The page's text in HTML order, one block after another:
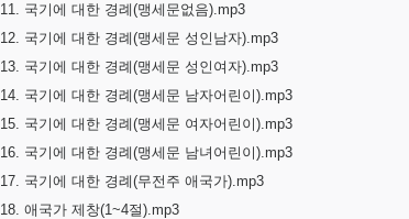
11. 국기에 대한 경례(맹세문없음).mp3
12. 국기에 대한 경례(맹세문 성인남자).mp3
13. 국기에 대한 경례(맹세문 성인여자).mp3
14. 국기에 대한 경례(맹세문 남자어린이).mp3
15. 국기에 대한 경례(맹세문 여자어린이).mp3
16. 국기에 대한 경례(맹세문 남녀어린이).mp3
17. 국기에 대한 경례(무전주 애국가).mp3
18. 애국가 제창(1~4절).mp3